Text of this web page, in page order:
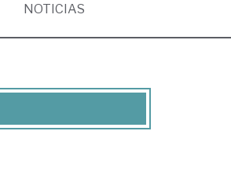
NOTICIAS